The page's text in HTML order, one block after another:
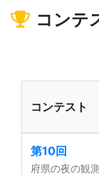
コンテ
コンテスト
第10回
府県の夜の観